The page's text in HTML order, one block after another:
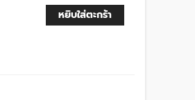
หยิบใส่ตะกร้า